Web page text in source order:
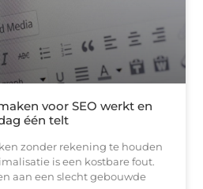
voor SEO werkt en
één telt
zonder rekening te houden
is een kostbare fout.
aan een slecht gebouwde